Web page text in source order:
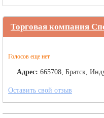
Торговая компания
Голосов еще нет
Адрес: 665708, Братск,
Оставить свой отзыв